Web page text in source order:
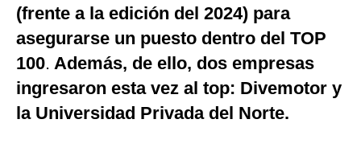
(frente a la edición del 2024) para
asegurarse un puesto dentro del TOP
100. Además, de ello, dos empresas
ingresaron esta vez al top: Divemotor y
la Universidad Privada del Norte.